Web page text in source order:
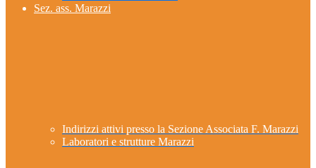
Sez. ass. Marazzi
Indirizzi attivi presso la Sezione Associata F. Marazzi
Laboratori e strutture Marazzi